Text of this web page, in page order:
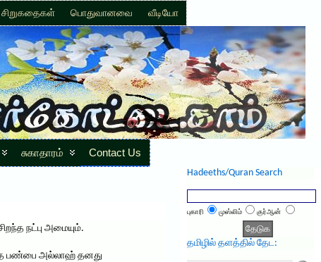
சிறுகதைகள் பொதுவானவை வீடியோ
சுகாதாரம் Contact Us
நட்பு அமையும்.
பண்பை அல்லாஹ் தனது
Hadeeths/Quran Search
புகாரி முஸ்லிம் குர்ஆன்
தமிழில் தளத்தில் தேட: